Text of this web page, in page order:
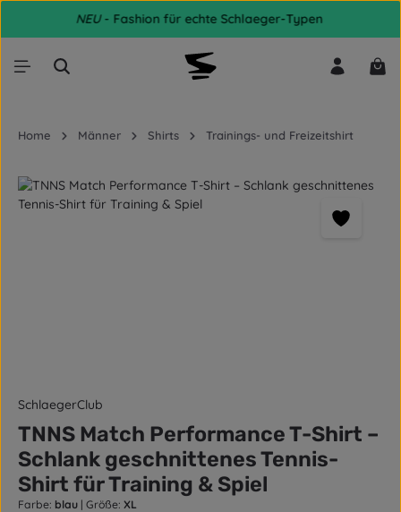
Zum Hauptinhalt springen
NEU- Fashion für echte Schlaeger-Typen
Home Männer Shirts Trainings- und Freizeitshirt
Bildergalerie überspringen
SchlaegerClub
TNNS Match Performance T-Shirt –
Schlank geschnittenes Tennis-
Shirt für Training & Spiel
Farbe: blau | Größe: XL